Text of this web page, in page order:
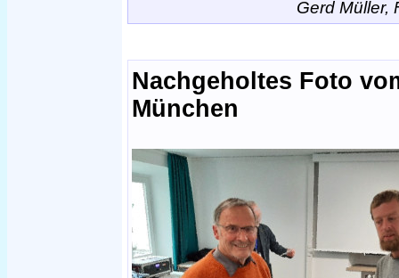
Gerd Müller,
Nachgeholtes Foto
München